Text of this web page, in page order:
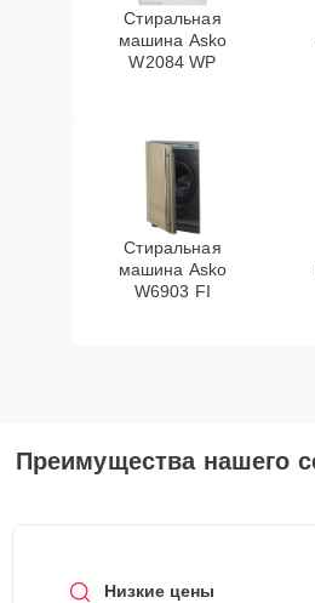
Стиральная
машина Asko
W2084 WP
Стиральная
машина Asko
W6903 FI
Преимущества нашего
Низкие цены